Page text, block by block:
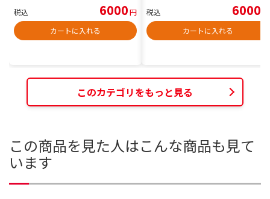
税込 6000円
カートに入れる
税込 6000
カートに入れる
このカテゴリをもっと見る
この商品を見た人はこんな商品も見て
います